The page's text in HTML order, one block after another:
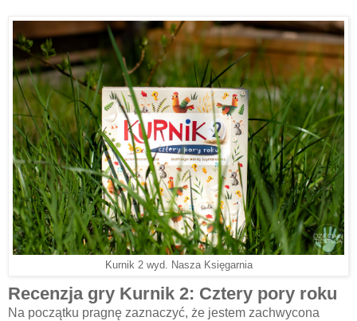
Kurnik 2 wyd. Nasza Księgarnia
Recenzja gry Kurnik 2: Cztery pory roku
Na początku pragnę zaznaczyć, że jestem zachwycona